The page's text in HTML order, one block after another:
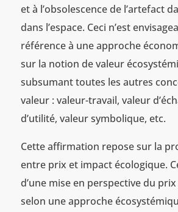
et à l’obsolescence de l’artefact
dans l’espace. Ceci n’est
référence à une approche
sur la notion de valeur
subsumant toutes les autres
valeur : valeur-travail, valeur
d’utilité, valeur symbolique, etc.
Cette affirmation repose sur la
entre prix et impact écologique.
d’une mise en perspective du
selon une approche